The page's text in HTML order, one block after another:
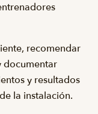
recomendar
documentar
y resultados
la instalación.